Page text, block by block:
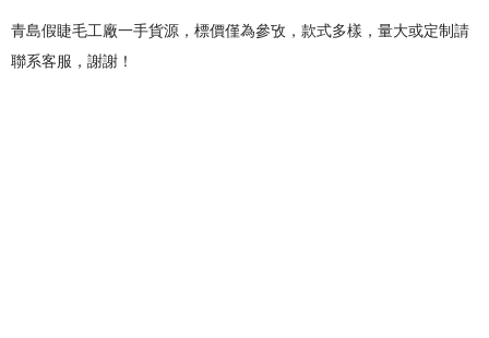
青島假睫毛工廠一手貨源，標價僅為參攷，款式多樣，量大或定制請
聯系客服，謝謝！